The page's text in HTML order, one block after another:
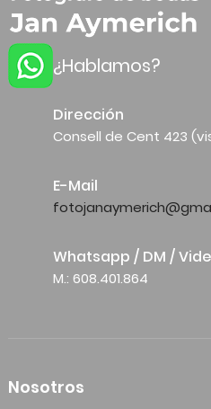
¿Hablamos?
Dirección
Consell de Cent 423
E-Mail
Whatsapp / DM /
M.: 608.401.864
Nosotros